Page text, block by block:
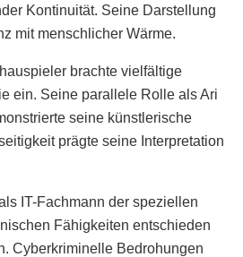
Kontinuität. Seine Darstellung
mit menschlicher Wärme.
brachte vielfältige
ein. Seine parallele Rolle als Ari
seine künstlerische
prägte seine Interpretation
IT-Fachmann der speziellen
Fähigkeiten entschieden
Cyberkriminelle Bedrohungen